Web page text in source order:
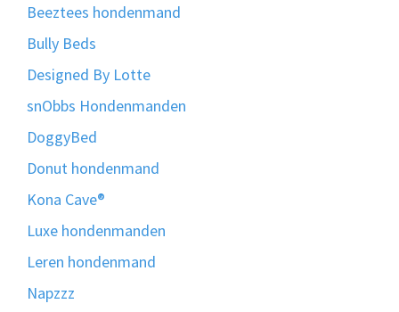
Beeztees hondenmand
Bully Beds
Designed By Lotte
snObbs Hondenmanden
DoggyBed
Donut hondenmand
Kona Cave®
Luxe hondenmanden
Leren hondenmand
Napzzz